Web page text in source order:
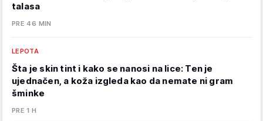
talasa
PRE 46 MIN
LEPOTA
Šta je skin tint i kako se nanosi na lice: Ten je
ujednačen, a koža izgleda kao da nemate ni gram
šminke
PRE 1 H